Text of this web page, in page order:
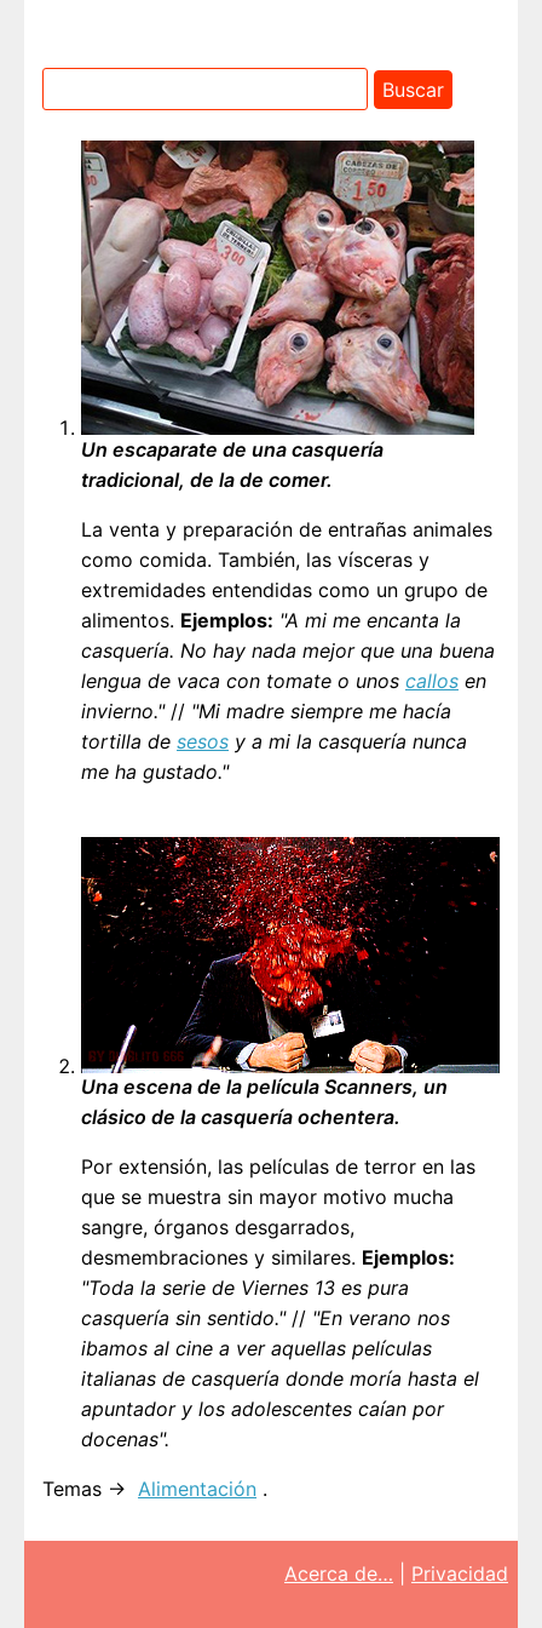
Un escaparate de una casquería
tradicional, de la de comer.
La venta y preparación de entrañas animales
como comida. También, las vísceras y
extremidades entendidas como un grupo de
alimentos. Ejemplos: "A mi me encanta la
casquería. No hay nada mejor que una buena
lengua de vaca con tomate o unos callos en
invierno."// "Mi madre siempre me hacía
tortilla de sesos y a mi la casquería nunca
me ha gustado."
Una escena de la película Scanners, un
clásico de la casquería ochentera.
Por extensión, las películas de terror en las
que se muestra sin mayor motivo mucha
sangre, órganos desgarrados,
desmembraciones y similares. Ejemplos:
"Toda la serie de Viernes 13 es pura
casquería sin sentido."// "En verano nos
ibamos al cine a ver aquellas películas
italianas de casquería donde moría hasta el
apuntador y los adolescentes caían por
docenas".
Temas → Alimentación .
Acerca de… Privacidad